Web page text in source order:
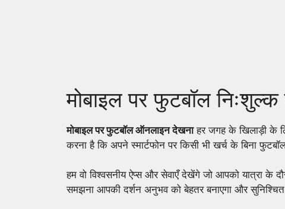
मोबाइल पर फुटबॉल
मोबाइल पर फुटबॉल ऑनलाइन देखनाहर जगह के खिलाड़ी के
करना है कि अपने स्मार्टफोन पर किसी भी खर्च के बिना
हम वो विश्वसनीय ऐप्स और सेवाएँ देखेंगे जो आपको यात्रा के
समझना आपकी दर्शन अनुभव को बेहतर बनाएगा और